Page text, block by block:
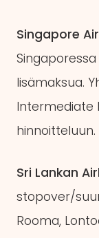
Singapore
lisämaksua.
Intermediate
hinnoitteluun.
Sri Lankan
stopover/
Rooma,